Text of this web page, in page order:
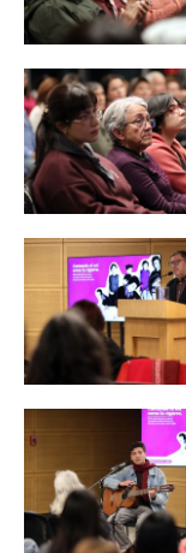
Zoom
Zoom